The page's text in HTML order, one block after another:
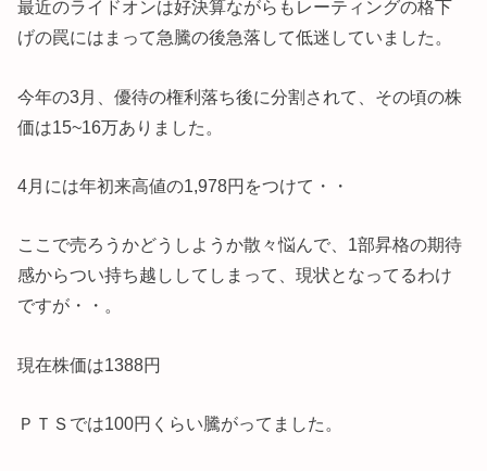
最近のライドオンは好決算ながらもレーティングの格下
げの罠にはまって急騰の後急落して低迷していました。
今年の3月、優待の権利落ち後に分割されて、その頃の株
価は15~16万ありました。
4月には年初来高値の1,978円をつけて・・
ここで売ろうかどうしようか散々悩んで、1部昇格の期待
感からつい持ち越ししてしまって、現状となってるわけ
ですが・・。
現在株価は1388円
ＰＴＳでは100円くらい騰がってました。